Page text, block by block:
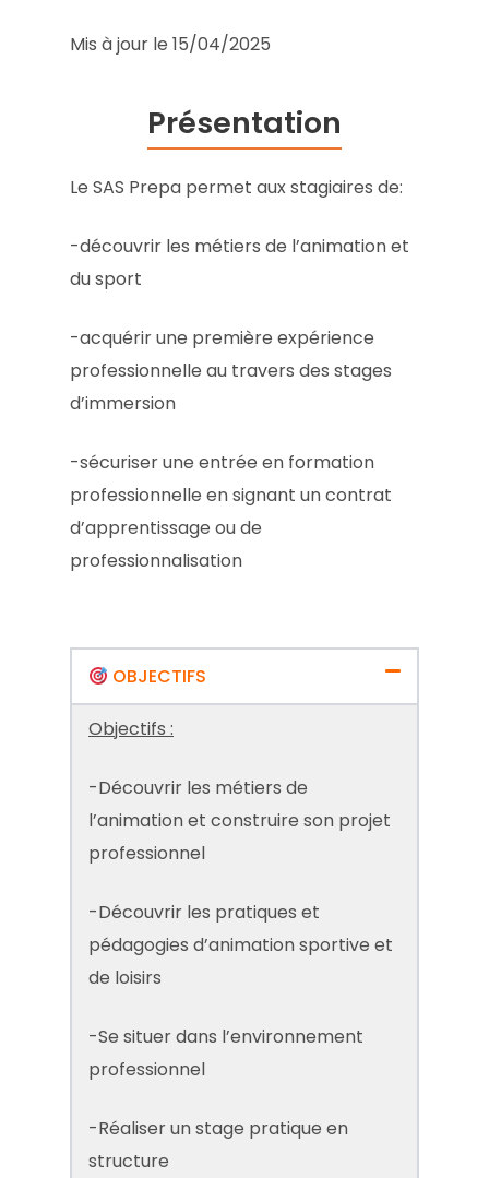
Mis à jour le 15/04/2025
Présentation
Le SAS Prepa permet aux stagiaires de:
-découvrir les métiers de l’animation et
du sport
-acquérir une première expérience
professionnelle au travers des stages
d’immersion
-sécuriser une entrée en formation
professionnelle en signant un contrat
d’apprentissage ou de
professionnalisation
OBJECTIFS
Objectifs :
-Découvrir les métiers de
l’animation et construire son projet
professionnel
-Découvrir les pratiques et
pédagogies d’animation sportive et
de loisirs
-Se situer dans l’environnement
professionnel
-Réaliser un stage pratique en
structure